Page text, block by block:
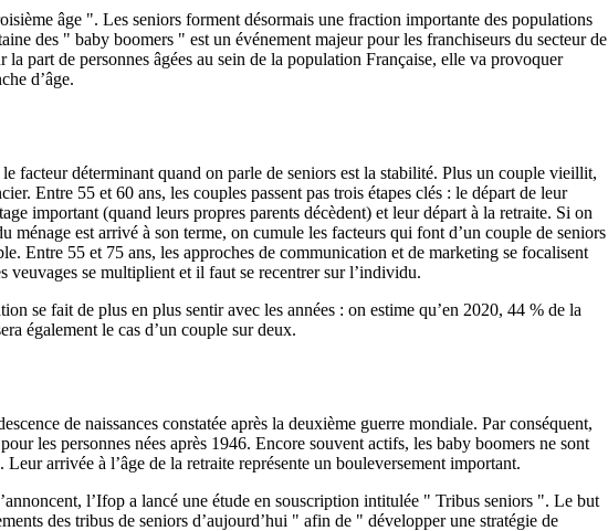
âge ". Les seniors forment désormais une fraction importante des populations
des " baby boomers " est un événement majeur pour les franchiseurs du secteur de
la part de personnes âgées au sein de la population Française, elle va provoquer
d’âge.
facteur déterminant quand on parle de seniors est la stabilité. Plus un couple vieillit,
Entre 55 et 60 ans, les couples passent pas trois étapes clés : le départ de leur
important (quand leurs propres parents décèdent) et leur départ à la retraite. Si on
ménage est arrivé à son terme, on cumule les facteurs qui font d’un couple de seniors
Entre 55 et 75 ans, les approches de communication et de marketing se focalisent
veuvages se multiplient et il faut se recentrer sur l’individu.
se fait de plus en plus sentir avec les années : on estime qu’en 2020, 44 % de la
également le cas d’un couple sur deux.
de naissances constatée après la deuxième guerre mondiale. Par conséquent,
les personnes nées après 1946. Encore souvent actifs, les baby boomers ne sont
arrivée à l’âge de la retraite représente un bouleversement important.
l’Ifop a lancé une étude en souscription intitulée " Tribus seniors ". Le but
des tribus de seniors d’aujourd’hui " afin de " développer une stratégie de